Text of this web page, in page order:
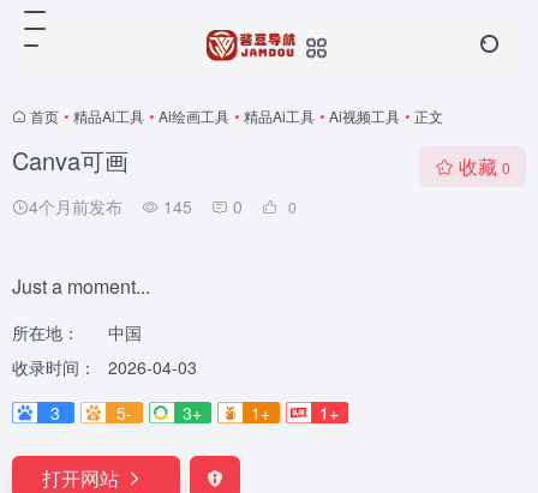
首页 • 精品Ai工具 • Ai绘画工具 • 精品Ai工具 • Ai视频工具 • 正文
Canva可画
4个月前发布 145 0 0
收藏 0
Just a moment...
所在地：
中国
收录时间：
2026-04-03
3
5- 3+ 1+ 1+
打开网站